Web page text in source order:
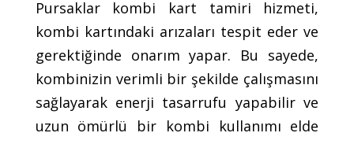
Pursaklar kombi kart tamiri hizmeti,
kombi kartındaki arızaları tespit eder ve
gerektiğinde onarım yapar. Bu sayede,
kombinizin verimli bir şekilde çalışmasını
sağlayarak enerji tasarrufu yapabilir ve
uzun ömürlü bir kombi kullanımı elde